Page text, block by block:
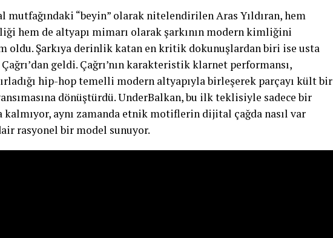
mutfağındaki “beyin” olarak nitelendirilen Aras Yıldıran, hem
hem de altyapı mimarı olarak şarkının modern kimliğini
oldu. Şarkıya derinlik katan en kritik dokunuşlardan biri ise usta
geldi. Çağrı’nın karakteristik klarnet performansı,
hip-hop temelli modern altyapıyla birleşerek parçayı kült bir
dönüştürdü. UnderBalkan, bu ilk teklisiyle sadece bir
kalmıyor, aynı zamanda etnik motiflerin dijital çağda nasıl var
rasyonel bir model sunuyor.